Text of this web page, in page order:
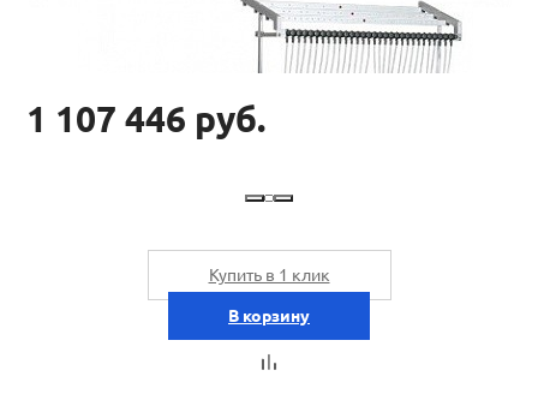
1 107 446 руб.
Купить в 1 клик
В корзину